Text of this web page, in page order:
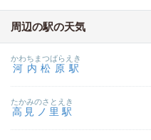
周辺の駅の天気
河内松原駅
かわちまつばらえき
高見ノ里駅
たかみのさとえき